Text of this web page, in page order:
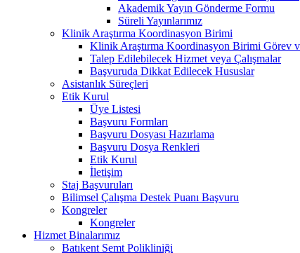
Akademik Yayın Gönderme Formu
Süreli Yayınlarımız
Klinik Araştırma Koordinasyon Birimi
Klinik Araştırma Koordinasyon Birimi Görev
Talep Edilebilecek Hizmet veya Çalışmalar
Başvuruda Dikkat Edilecek Hususlar
Asistanlık Süreçleri
Etik Kurul
Üye Listesi
Başvuru Formları
Başvuru Dosyası Hazırlama
Başvuru Dosya Renkleri
Etik Kurul
İletişim
Staj Başvuruları
Bilimsel Çalışma Destek Puanı Başvuru
Kongreler
Kongreler
Hizmet Binalarımız
Batıkent Semt Polikliniği